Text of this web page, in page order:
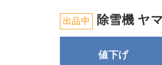
出品中 除雪機 ヤ
値下げ